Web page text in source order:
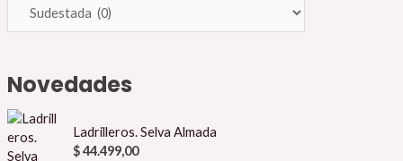
Novedades
Ladrilleros. Selva Almada
$44.499,00